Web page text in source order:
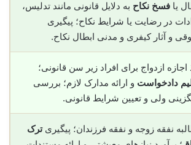
یا فسخ نکاح به دلایل قانونی مانند تدلیس،
در رضایت یا شرایط نکاح؛ پیگیری
و آثار کیفری و مدنی ابطال نکاح.
اجازه ازدواج برای افراد زیر سن قانونی؛
دادخواست و ارائه مدارک لازم؛ بررسی
ولی و تعیین شرایط قانونی.
نفقه زوجه و نفقه فرزندان؛ پیگیریترک